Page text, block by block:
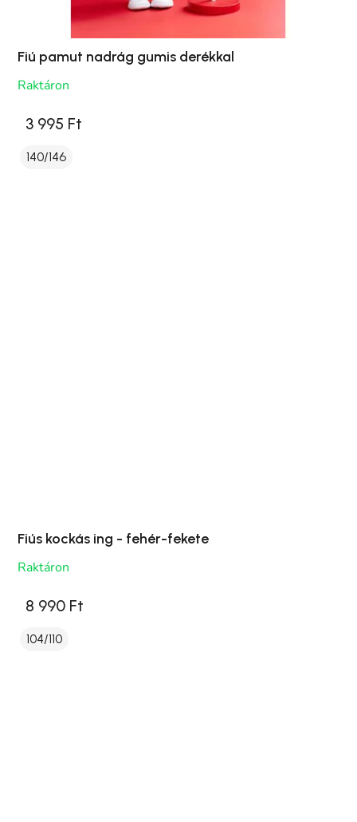
Fiú pamut nadrág gumis derékkal
Raktáron
3 995 Ft
140/146
Fiús kockás ing - fehér-fekete
Raktáron
8 990 Ft
104/110